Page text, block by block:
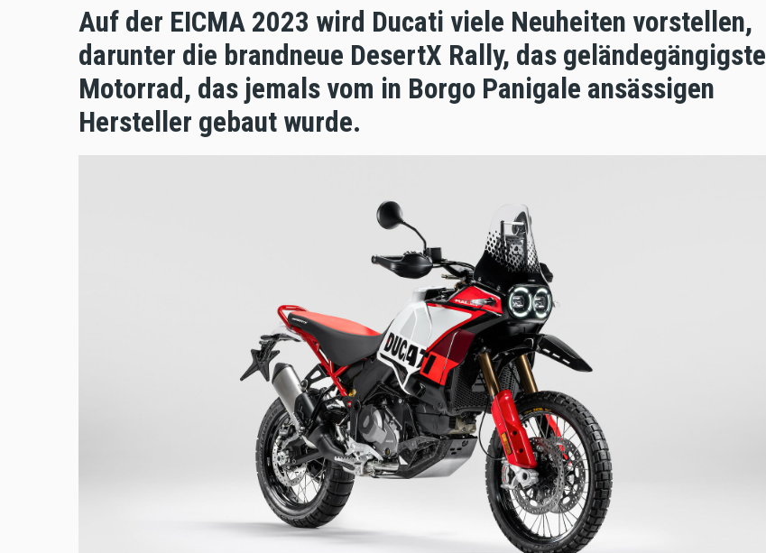
Auf der EICMA 2023 wird Ducati viele Neuheiten vorstellen,
darunter die brandneue DesertX Rally, das geländegängigste
Motorrad, das jemals vom in Borgo Panigale ansässigen
Hersteller gebaut wurde.